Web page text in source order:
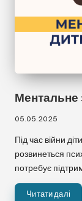
Ментальне
05.05.2025
Під час війни
розвинеться
потребує
Читати далі